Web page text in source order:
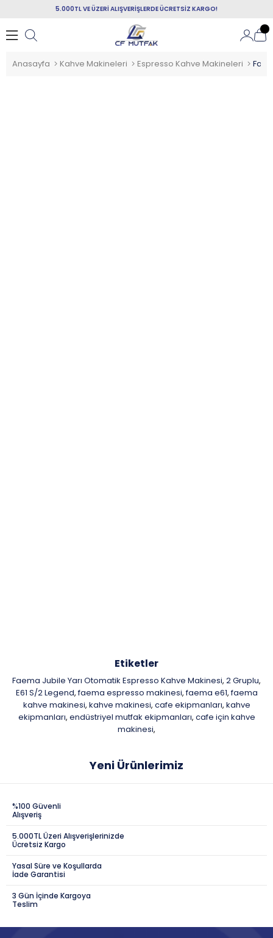
5.000TL VE ÜZERİ ALIŞVERİŞLERDE ÜCRETSİZ KARGO!
Anasayfa Kahve Makineleri Espresso Kahve Makineleri
Etiketler
Faema Jubile Yarı Otomatik Espresso Kahve Makinesi, 2 Gruplu,
E61 S/2 Legend, faema espresso makinesi, faema e61, faema
kahve makinesi, kahve makinesi, cafe ekipmanları, kahve
ekipmanları, endüstriyel mutfak ekipmanları, cafe için kahve
makinesi,
Yeni Ürünlerimiz
%100 Güvenli
Alışveriş
5.000TL Üzeri Alışverişlerinizde
Ücretsiz Kargo
Yasal Süre ve Koşullarda
İade Garantisi
3 Gün İçinde Kargoya
Teslim